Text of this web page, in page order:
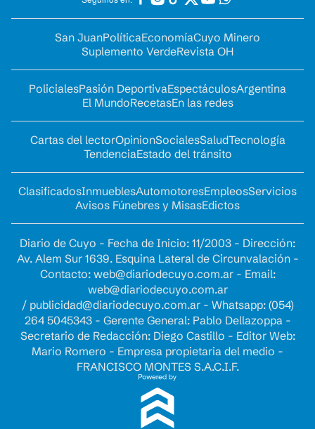
San JuanPolíticaEconomíaCuyo Minero
Suplemento VerdeRevista OH
PolicialesPasión DeportivaEspectáculosArgentina
El MundoRecetasEn las redes
Cartas del lectorOpinionSocialesSaludTecnología
TendenciaEstado del tránsito
ClasificadosInmueblesAutomotoresEmpleosServicios
Avisos Fúnebres y MisasEdictos
Diario de Cuyo - Fecha de Inicio: 11/2003 - Dirección:
Av. Alem Sur 1639. Esquina Lateral de Circunvalación -
Contacto: web@diariodecuyo.com.ar- Email:
web@diariodecuyo.com.ar
/ publicidad@diariodecuyo.com.ar- Whatsapp: (054)
264 5045343 - Gerente General: Pablo Dellazoppa -
Secretario de Redacción: Diego Castillo - Editor Web:
Mario Romero - Empresa propietaria del medio -
FRANCISCO MONTES S.A.C.I.F.